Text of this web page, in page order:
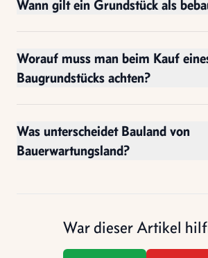
Wann gilt ein Grundstück als
Worauf muss man beim Kauf
Baugrundstücks achten?
Was unterscheidet Bauland von
Bauerwartungsland?
War dieser Artikel